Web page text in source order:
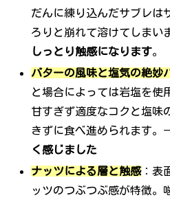
だんに練り込んだサブレは
ろりと崩れて溶けてしまい
しっとり触感になります。
バターの風味と塩気の絶妙
と場合によっては岩塩を使
甘すぎず適度なコクと塩味
きずに食べ進められます。
く感じました
ナッツによる層と触感：表
ッツのつぶつぶ感が特徴。